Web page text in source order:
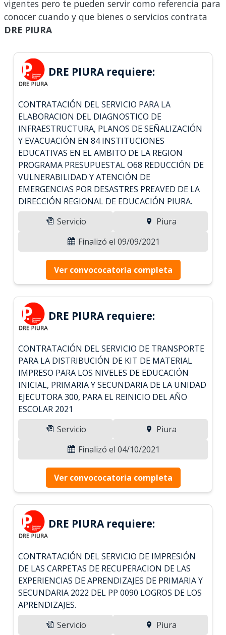
vigentes pero te pueden servir como referencia para
conocer cuando y que bienes o servicios contrata
DRE PIURA
DRE PIURA requiere:
CONTRATACIÓN DEL SERVICIO PARA LA
ELABORACION DEL DIAGNOSTICO DE
INFRAESTRUCTURA, PLANOS DE SEÑALIZACIÓN
Y EVACUACIÓN EN 84 INSTITUCIONES
EDUCATIVAS EN EL AMBITO DE LA REGION
PROGRAMA PRESUPUESTAL O68 REDUCCIÓN DE
VULNERABILIDAD Y ATENCIÓN DE
EMERGENCIAS POR DESASTRES PREAVED DE LA
DIRECCIÓN REGIONAL DE EDUCACIÓN PIURA.
Servicio
Piura
Finalizó el 09/09/2021
Ver convococatoria completa
DRE PIURA requiere:
CONTRATACIÓN DEL SERVICIO DE TRANSPORTE
PARA LA DISTRIBUCIÓN DE KIT DE MATERIAL
IMPRESO PARA LOS NIVELES DE EDUCACIÓN
INICIAL, PRIMARIA Y SECUNDARIA DE LA UNIDAD
EJECUTORA 300, PARA EL REINICIO DEL AÑO
ESCOLAR 2021
Servicio
Piura
Finalizó el 04/10/2021
Ver convococatoria completa
DRE PIURA requiere:
CONTRATACIÓN DEL SERVICIO DE IMPRESIÓN
DE LAS CARPETAS DE RECUPERACION DE LAS
EXPERIENCIAS DE APRENDIZAJES DE PRIMARIA Y
SECUNDARIA 2022 DEL PP 0090 LOGROS DE LOS
APRENDIZAJES.
Servicio
Piura